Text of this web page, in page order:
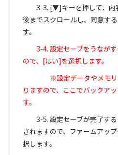
3-3. [▼]キーを押して、内
後までスクロールし、同意す
す。
3-4. 設定セーブをうなが
ので、[はい]を選択します。
※設定データやメモリー
りますので、ここでバックア
す。
3-5. 設定セーブが完了する
されますので、ファームアッ
択します。